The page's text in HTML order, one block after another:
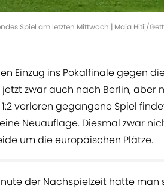
Spiel am letzten Mittwoch | Maja Hitij/
Einzug ins Pokalfinale gegen
jetzt zwar auch nach Berlin, aber
verloren gegangene Spiel
Neuauflage. Diesmal zwar
um die europäischen Plätze.
der Nachspielzeit hatte man